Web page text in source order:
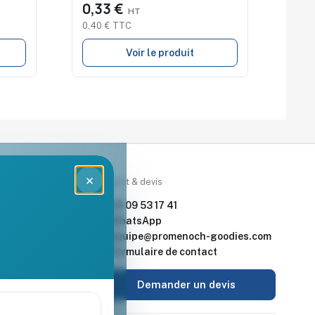
0,33 €
0,40 € TTC
Voir le produit
× Contact & devis
06 09 53 17 41
WhatsApp
equipe@promenoch-goodies.com
Formulaire de contact
Demander un devis